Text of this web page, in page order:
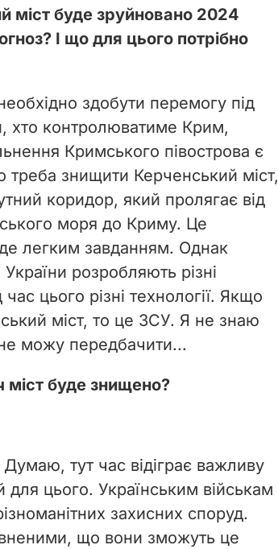
d
o
міст буде зруйновано 2024
І що для цього потрібно
здобути перемогу під
хто контролюватиме Крим,
Кримського півострова є
треба знищити Керченський міст,
коридор, який пролягає від
моря до Криму. Це
легким завданням. Однак
розробляють різні
цього різні технології. Якщо
міст, то це ЗСУ. Я не знаю
можу передбачити...
міст буде знищено?
тут час відіграє важливу
цього. Українським військам
захисних споруд.
що вони зможуть це